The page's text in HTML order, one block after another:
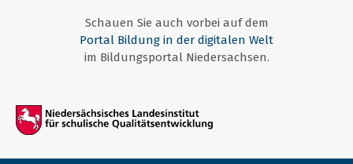
Schauen Sie auch vorbei auf dem
Portal Bildung in der digitalen Welt
im Bildungsportal Niedersachsen.